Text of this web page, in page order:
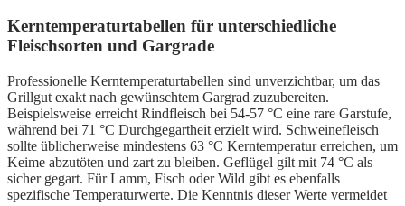
Kerntemperaturtabellen für unterschiedliche
Fleischsorten und Gargrade
Professionelle Kerntemperaturtabellen sind unverzichtbar, um das
Grillgut exakt nach gewünschtem Gargrad zuzubereiten.
Beispielsweise erreicht Rindfleisch bei 54-57 °C eine rare Garstufe,
während bei 71 °C Durchgegartheit erzielt wird. Schweinefleisch
sollte üblicherweise mindestens 63 °C Kerntemperatur erreichen, um
Keime abzutöten und zart zu bleiben. Geflügel gilt mit 74 °C als
sicher gegart. Für Lamm, Fisch oder Wild gibt es ebenfalls
spezifische Temperaturwerte. Die Kenntnis dieser Werte vermeidet